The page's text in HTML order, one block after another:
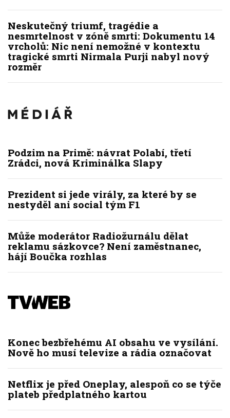
Neskutečný triumf, tragédie a
nesmrtelnost v zóně smrti: Dokumentu 14
vrcholů: Nic není nemožné v kontextu
tragické smrti Nirmala Purji nabyl nový
rozměr
Podzim na Primě: návrat Polabí, třetí
Zrádci, nová Kriminálka Slapy
Prezident si jede virály, za které by se
nestyděl ani social tým F1
Může moderátor Radiožurnálu dělat
reklamu sázkovce? Není zaměstnanec,
hájí Boučka rozhlas
Konec bezbřehému AI obsahu ve vysílání.
Nově ho musí televize a rádia označovat
Netflix je před Oneplay, alespoň co se týče
plateb předplatného kartou